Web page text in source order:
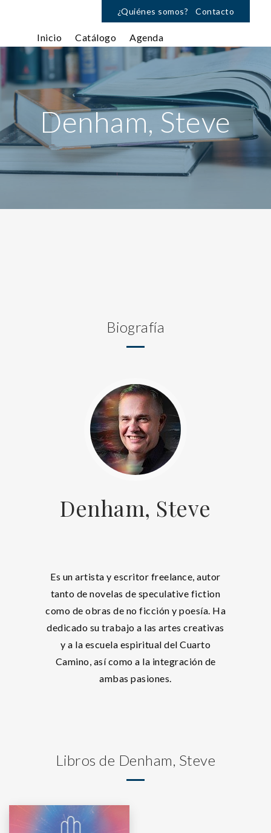
¿Quiénes somos? Contacto
Inicio Catálogo Agenda
Denham, Steve
Biografía
Denham, Steve
Es un artista y escritor freelance, autor
tanto de novelas de speculative fiction
como de obras de no ficción y poesía. Ha
dedicado su trabajo a las artes creativas
y a la escuela espiritual del Cuarto
Camino, así como a la integración de
ambas pasiones.
Libros de Denham, Steve